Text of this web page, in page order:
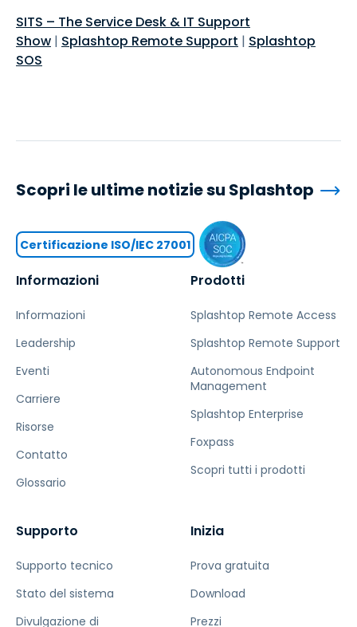
SITS – The Service Desk & IT Support
Show | Splashtop Remote Support | Splashtop
SOS
Informazioni
Informazioni
Leadership
Eventi
Carriere
Risorse
Contatto
Glossario
Prodotti
Splashtop Remote Access
Splashtop Remote Support
Autonomous Endpoint
Management
Splashtop Enterprise
Foxpass
Scopri tutti i prodotti
Supporto
Supporto tecnico
Stato del sistema
Divulgazione di
Inizia
Prova gratuita
Download
Prezzi
Scopri le ultime notizie su Splashtop
Certificazione ISO/IEC 27001